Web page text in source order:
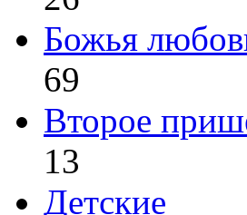
Божья
69
Второе
13
Детские